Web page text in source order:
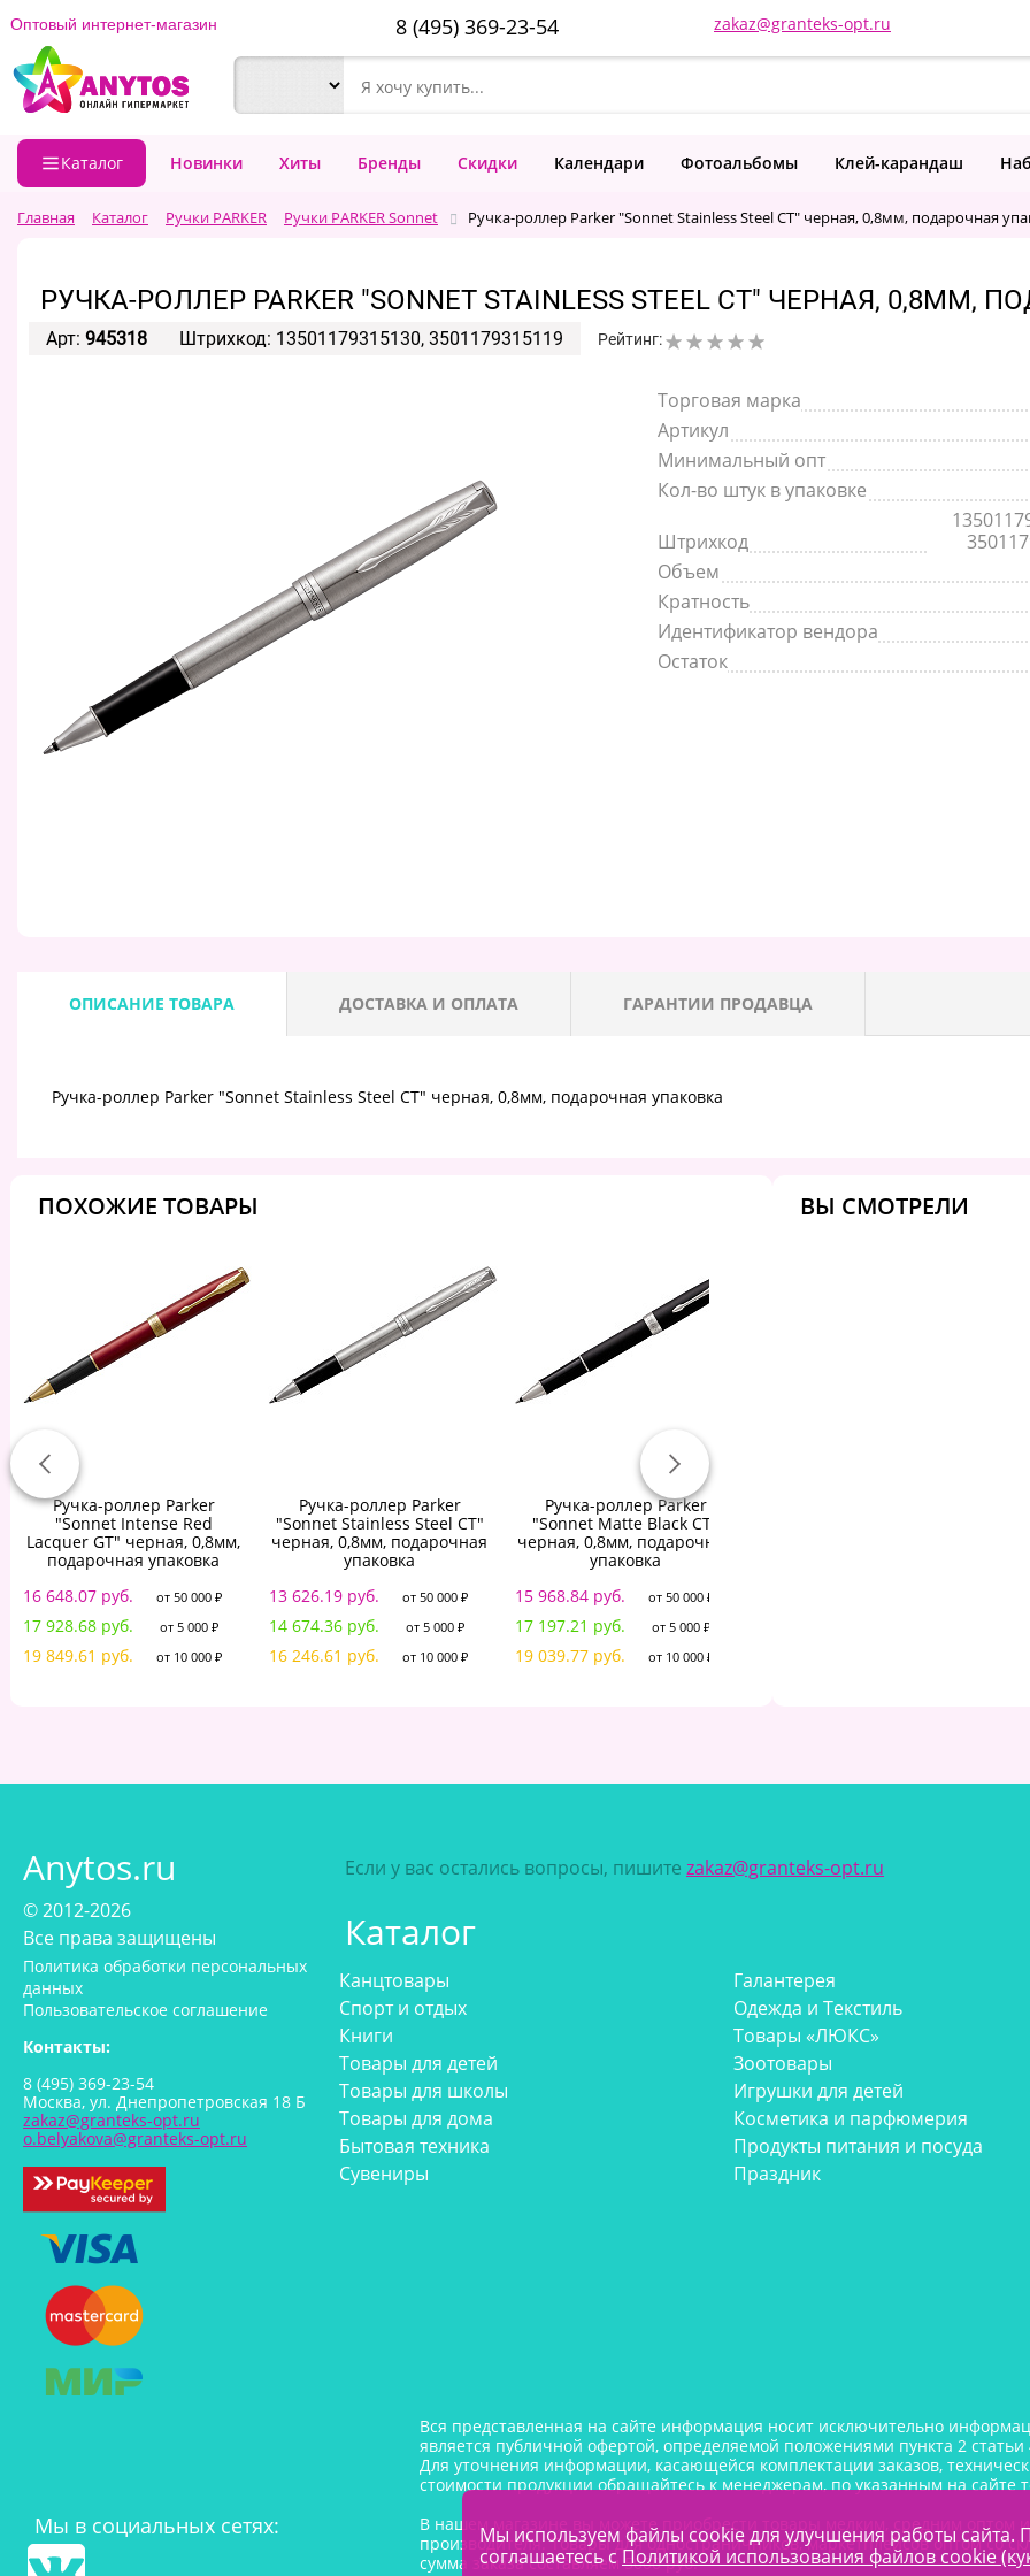
Оптовый интернет-магазин 8 (495) 369-23-54 zakaz@granteks-opt.ru
Каталог Новинки Хиты Бренды Скидки Календари Фотоальбомы Клей-карандаш
Главная Каталог Ручки PARKER Ручки PARKER Sonnet Ручка-роллер Parker "Sonnet Stainless Steel CT" черная, 0,8мм, подарочная
РУЧКА-РОЛЛЕР PARKER "SONNET STAINLESS STEEL CT" ЧЕРНАЯ,
Арт: 945318 Штрихкод: 13501179315130, 3501179315119 Рейтинг:
Торговая марка
Артикул
Минимальный опт
Кол-во штук в упаковке
Штрихкод
Объем
Кратность
Идентификатор вендора
Остаток
ОПИСАНИЕ ТОВАРА ДОСТАВКА И ОПЛАТА ГАРАНТИИ ПРОДАВЦА
Ручка-роллер Parker "Sonnet Stainless Steel CT" черная, 0,8мм, подарочная упаковка
ПОХОЖИЕ ТОВАРЫ
Ручка-роллер Parker
"Sonnet Intense Red
Lacquer GT" черная, 0,8мм,
подарочная упаковка
16 648.07 руб.
от 50 000 ₽
17 928.68 руб. от 5 000 ₽
19 849.61 руб. от 10 000 ₽
Ручка-роллер Parker
"Sonnet Stainless Steel CT"
черная, 0,8мм, подарочная
упаковка
13 626.19 руб.
от 50 000 ₽
14 674.36 руб. от 5 000 ₽
16 246.61 руб. от 10 000 ₽
Ручка-роллер Parker
"Sonnet Matte Black CT"
черная, 0,8мм, подарочная
упаковка
15 968.84 руб.
от 50 000 ₽
17 197.21 руб. от 5 000 ₽
19 039.77 руб. от 10 000 ₽
ВЫ СМОТРЕЛИ
Anytos.ru
© 2012-2026
Все права защищены
Политика обработки персональных
данных
Пользовательское соглашение
Контакты:
8 (495) 369-23-54
Москва, ул. Днепропетровская 18 Б
zakaz@granteks-opt.ru
o.belyakova@granteks-opt.ru
Если у вас остались вопросы, пишите zakaz@granteks-opt.ru
Каталог
Канцтовары
Спорт и отдых
Книги
Товары для детей
Товары для школы
Товары для дома
Бытовая техника
Сувениры
Галантерея
Одежда и Текстиль
Товары «ЛЮКС»
Зоотовары
Игрушки для детей
Косметика и парфюмерия
Продукты питания и посуда
Праздник
Мы в социальных сетях:
Вся представленная на сайте информация носит исключительно
является публичной офертой, определяемой положениями пункта 2
Для уточнения информации, касающейся комплектации заказов,
стоимости продукции обращайтесь к менеджерам, по указанным на сайте
В нашем магазине вы можете приобрести товары мелким, средним оптом
производителя. Товары для одностраничников, маркетплейсов оптом со
сумма заказа составляем 5000 руб.
Мы используем файлы cookie для улучшения работы сайта.
соглашаетесь с Политикой использования файлов cookie